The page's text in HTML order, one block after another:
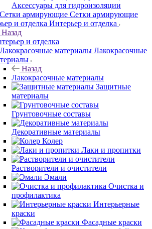
Аксессуары для гидроизоляции
Сетки армирующие
Интерьер и отделка
Назад
и отделка
Лакокрасочные
Назад
Лакокрасочные материалы
Защитные
материалы
Грунтовочные составы
Декоративные материалы
Колер
Лаки и пропитки
Растворители и очистители
Эмали
Очистка и
профилактика
Интерьерные
краски
Фасадные краски